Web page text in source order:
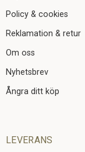
Policy & cookies
Reklamation & retur
Om oss
Nyhetsbrev
Ångra ditt köp
LEVERANS